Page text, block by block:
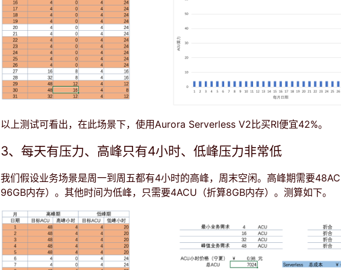
以上测试可看出，在此场景下，使用Aurora Serverless V2比买RI便宜42%。
3、每天有压力、高峰只有4小时、低峰压力非常低
我们假设业务场景是周一到周五都有4小时的高峰，周末空闲。高峰期需要
96GB内存）。其他时间为低峰，只需要4ACU（折算8GB内存）。测算如下。